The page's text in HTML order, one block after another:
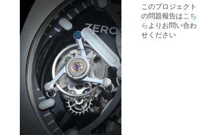
このプロジェクト
の問題報告はこち
ら よりお問い合わ
せください